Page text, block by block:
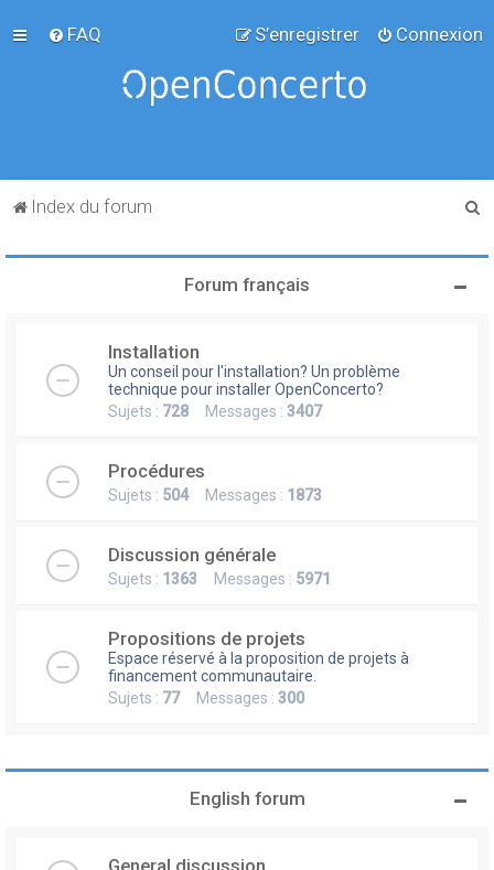
FAQ Connexion
S’enregistrer
Index du forum
Forum français
Installation
Un conseil pour l'installation? Un problème
technique pour installer OpenConcerto?
Sujets : 728 Messages : 3407
Procédures
Sujets : 504Messages : 1873
Discussion générale
Sujets : 1363 Messages : 5971
Propositions de projets
Espace réservé à la proposition de projets à
financement communautaire.
Sujets : 77Messages : 300
English forum
General discussion